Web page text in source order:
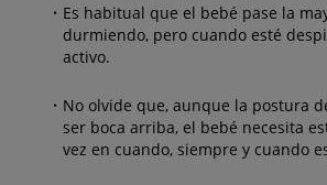
Es habitual que el bebé pase la
durmiendo, pero cuando esté
activo.
No olvide que, aunque la postura
ser boca arriba, el bebé necesita
vez en cuando, siempre y cuando